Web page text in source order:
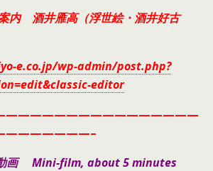
内 酒井雁高（浮世絵・酒井好古
e.co.jp/wp-admin/post.php?
editor
画 Mini-film, about 5 minutes